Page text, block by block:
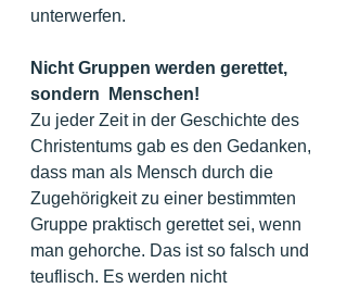
unterwerfen.
Nicht Gruppen werden gerettet,
sondern  Menschen!
Zu jeder Zeit in der Geschichte des
Christentums gab es den Gedanken,
dass man als Mensch durch die
Zugehörigkeit zu einer bestimmten
Gruppe praktisch gerettet sei, wenn
man gehorche. Das ist so falsch und
teuflisch. Es werden nicht